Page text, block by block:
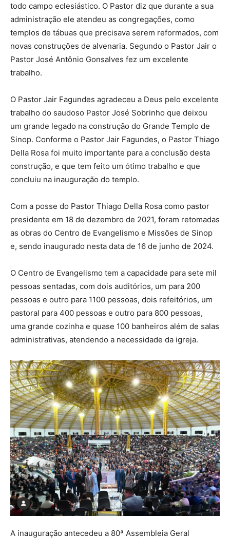
todo campo eclesiástico. O Pastor diz que durante a sua
administração ele atendeu as congregações, como
templos de tábuas que precisava serem reformados, com
novas construções de alvenaria. Segundo o Pastor Jair o
Pastor José Antônio Gonsalves fez um excelente
trabalho.
O Pastor Jair Fagundes agradeceu a Deus pelo excelente
trabalho do saudoso Pastor José Sobrinho que deixou
um grande legado na construção do Grande Templo de
Sinop. Conforme o Pastor Jair Fagundes, o Pastor Thiago
Della Rosa foi muito importante para a conclusão desta
construção, e que tem feito um ótimo trabalho e que
concluiu na inauguração do templo.
Com a posse do Pastor Thiago Della Rosa como pastor
presidente em 18 de dezembro de 2021, foram retomadas
as obras do Centro de Evangelismo e Missões de Sinop
e, sendo inaugurado nesta data de 16 de junho de 2024.
O Centro de Evangelismo tem a capacidade para sete mil
pessoas sentadas, com dois auditórios, um para 200
pessoas e outro para 1100 pessoas, dois refeitórios, um
pastoral para 400 pessoas e outro para 800 pessoas,
uma grande cozinha e quase 100 banheiros além de salas
administrativas, atendendo a necessidade da igreja.
A inauguração antecedeu a 80ª Assembleia Geral